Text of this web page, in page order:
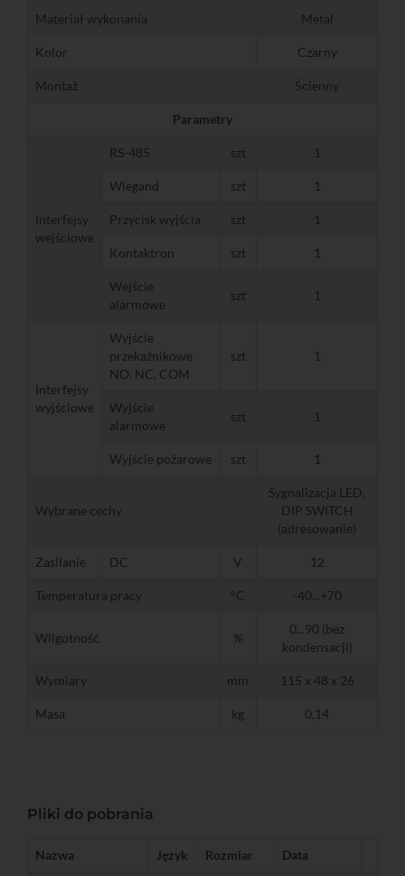
Materiał wykonania Metal
Kolor Czarny
Montaż Ścienny
Parametry
Interfejsy
wejściowe
RS-485 szt 1
Wiegand szt 1
Przycisk wyjścia szt 1
Kontaktron szt 1
Wejście
alarmowe
szt 1
Interfejsy
wyjściowe
Wyjście
przekaźnikowe
NO, NC, COM
szt 1
Wyjście
alarmowe
szt 1
Wyjście pożarowe szt 1
Wybrane cechy
Sygnalizacja LED,
DIP SWITCH
(adresowanie)
Zasilanie DC V 12
Temperatura pracy °C -40...+70
Wilgotność %
0...90 (bez
kondensacji)
Wymiary mm 115 x 48 x 26
Masa kg 0,14
Pliki do pobrania
Nazwa Język Rozmiar Data